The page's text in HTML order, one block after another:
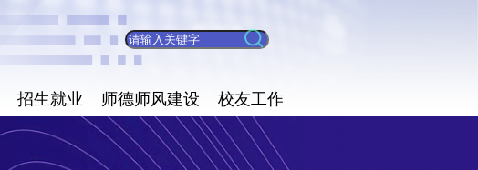
招生就业 师德师风建设 校友工作